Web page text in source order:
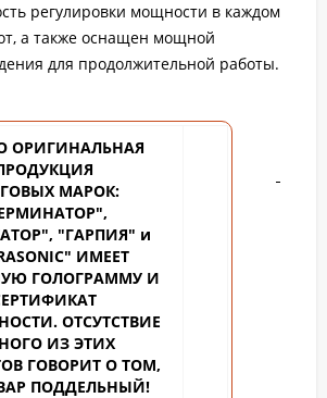
регулировки мощности в каждом
а также оснащен мощной
для продолжительной работы.
ОРИГИНАЛЬНАЯ
МАРОК:
"ГАРПИЯ" и
ИМЕЕТ
ГОЛОГРАММУ И
ОТСУТСТВИЕ
ИЗ ЭТИХ
ГОВОРИТ О ТОМ,
ПОДДЕЛЬНЫЙ!